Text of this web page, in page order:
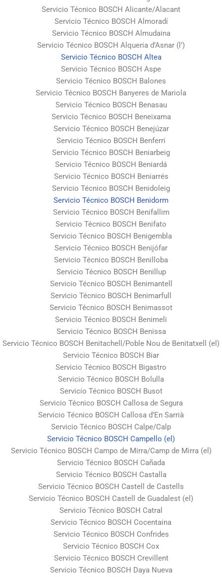
Servicio Técnico BOSCH Alicante/Alacant
Servicio Técnico BOSCH Almoradí
Servicio Técnico BOSCH Almudaina
Servicio Técnico BOSCH Alqueria d’Asnar (l’)
Servicio Técnico BOSCH Altea
Servicio Técnico BOSCH Aspe
Servicio Técnico BOSCH Balones
Servicio Técnico BOSCH Banyeres de Mariola
Servicio Técnico BOSCH Benasau
Servicio Técnico BOSCH Beneixama
Servicio Técnico BOSCH Benejúzar
Servicio Técnico BOSCH Benferri
Servicio Técnico BOSCH Beniarbeig
Servicio Técnico BOSCH Beniardá
Servicio Técnico BOSCH Beniarrés
Servicio Técnico BOSCH Benidoleig
Servicio Técnico BOSCH Benidorm
Servicio Técnico BOSCH Benifallim
Servicio Técnico BOSCH Benifato
Servicio Técnico BOSCH Benigembla
Servicio Técnico BOSCH Benijófar
Servicio Técnico BOSCH Benilloba
Servicio Técnico BOSCH Benillup
Servicio Técnico BOSCH Benimantell
Servicio Técnico BOSCH Benimarfull
Servicio Técnico BOSCH Benimassot
Servicio Técnico BOSCH Benimeli
Servicio Técnico BOSCH Benissa
Servicio Técnico BOSCH Benitachell/Poble Nou de Benitatxell (el)
Servicio Técnico BOSCH Biar
Servicio Técnico BOSCH Bigastro
Servicio Técnico BOSCH Bolulla
Servicio Técnico BOSCH Busot
Servicio Técnico BOSCH Callosa de Segura
Servicio Técnico BOSCH Callosa d’En Sarrià
Servicio Técnico BOSCH Calpe/Calp
Servicio Técnico BOSCH Campello (el)
Servicio Técnico BOSCH Campo de Mirra/Camp de Mirra (el)
Servicio Técnico BOSCH Cañada
Servicio Técnico BOSCH Castalla
Servicio Técnico BOSCH Castell de Castells
Servicio Técnico BOSCH Castell de Guadalest (el)
Servicio Técnico BOSCH Catral
Servicio Técnico BOSCH Cocentaina
Servicio Técnico BOSCH Confrides
Servicio Técnico BOSCH Cox
Servicio Técnico BOSCH Crevillent
Servicio Técnico BOSCH Daya Nueva